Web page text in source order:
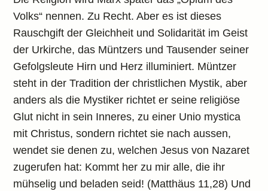
Volks“ nennen. Zu Recht. Aber es ist dieses
Rauschgift der Gleichheit und Solidarität im Geist
der Urkirche, das Müntzers und Tausender seiner
Gefolgsleute Hirn und Herz illuminiert. Müntzer
steht in der Tradition der christlichen Mystik, aber
anders als die Mystiker richtet er seine religiöse
Glut nicht in sein Inneres, zu einer Unio mystica
mit Christus, sondern richtet sie nach aussen,
wendet sie denen zu, welchen Jesus von Nazaret
zugerufen hat: Kommt her zu mir alle, die ihr
mühselig und beladen seid! (Matthäus 11,28) Und